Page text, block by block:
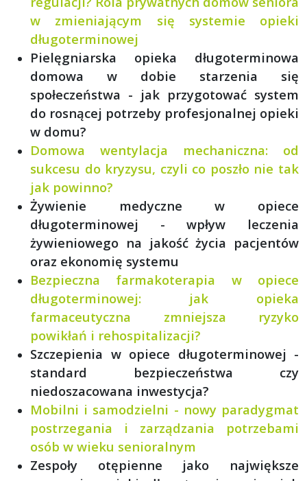
w zmieniającym się systemie opieki
długoterminowej
Pielęgniarska opieka długoterminowa
domowa w dobie starzenia się
społeczeństwa - jak przygotować system
do rosnącej potrzeby profesjonalnej opieki
w domu?
Domowa wentylacja mechaniczna: od
sukcesu do kryzysu, czyli co poszło nie tak
jak powinno?
Żywienie medyczne w opiece
długoterminowej - wpływ leczenia
żywieniowego na jakość życia pacjentów
oraz ekonomię systemu
Bezpieczna farmakoterapia w opiece
długoterminowej: jak opieka
farmaceutyczna zmniejsza ryzyko
powikłań i rehospitalizacji?
Szczepienia w opiece długoterminowej -
standard bezpieczeństwa czy
niedoszacowana inwestycja?
Mobilni i samodzielni - nowy paradygmat
postrzegania i zarządzania potrzebami
osób w wieku senioralnym
Zespoły otępienne jako największe